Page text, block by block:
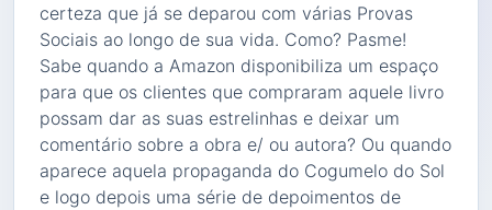
certeza que já se deparou com várias Provas
Sociais ao longo de sua vida. Como? Pasme!
Sabe quando a Amazon disponibiliza um espaço
para que os clientes que compraram aquele livro
possam dar as suas estrelinhas e deixar um
comentário sobre a obra e/ ou autora? Ou quando
aparece aquela propaganda do Cogumelo do Sol
e logo depois uma série de depoimentos de